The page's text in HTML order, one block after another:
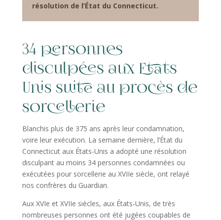
résolution de l’État du Connecticut.
34 personnes
disculpées aux Etats
Unis suite au procès de
sorcellerie
Blanchis plus de 375 ans après leur condamnation,
voire leur exécution. La semaine dernière, l’État du
Connecticut aux États-Unis a adopté une résolution
disculpant au moins 34 personnes condamnées ou
exécutées pour sorcellerie au XVIIe siècle, ont relayé
nos confrères du Guardian.
Aux XVIe et XVIIe siècles, aux États-Unis, de très
nombreuses personnes ont été jugées coupables de